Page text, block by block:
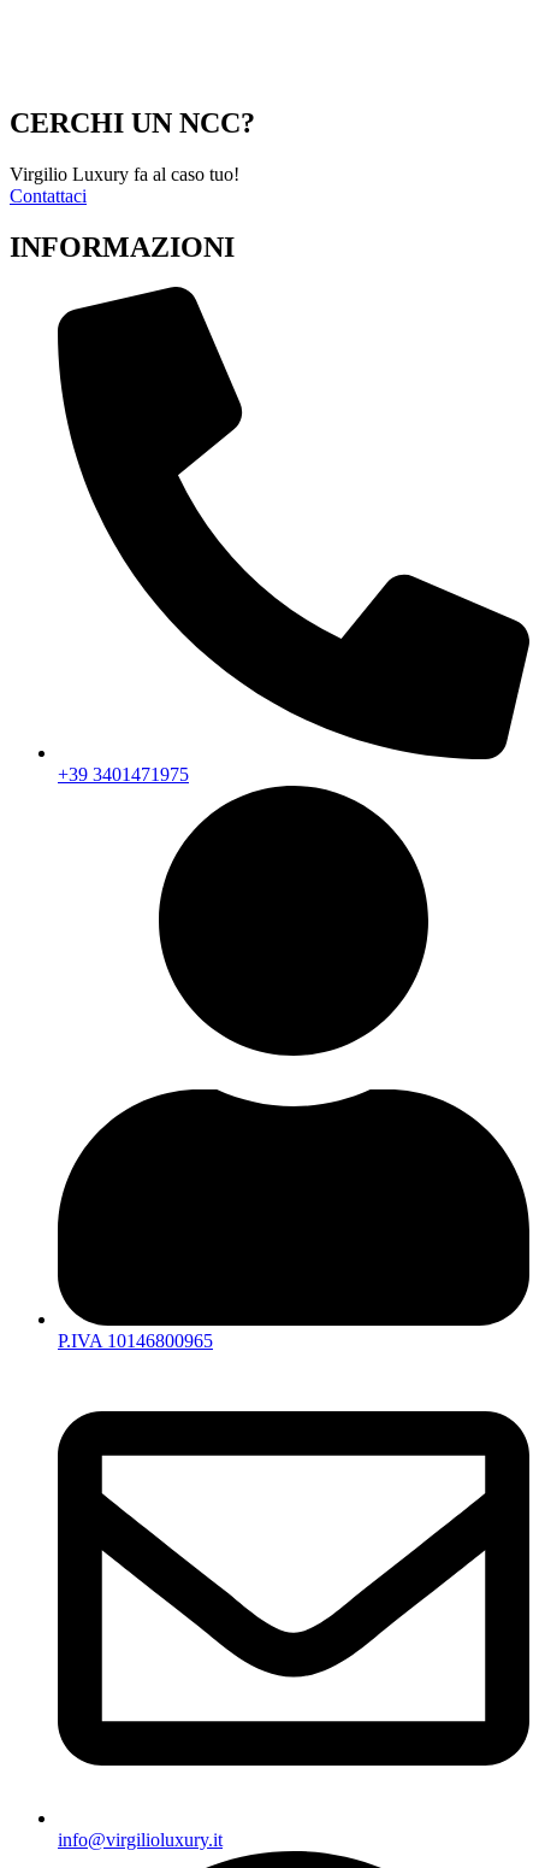
CERCHI UN NCC?
Virgilio Luxury fa al caso tuo!
Contattaci
INFORMAZIONI
+39 3401471975
P.IVA 10146800965
info@virgilioluxury.it